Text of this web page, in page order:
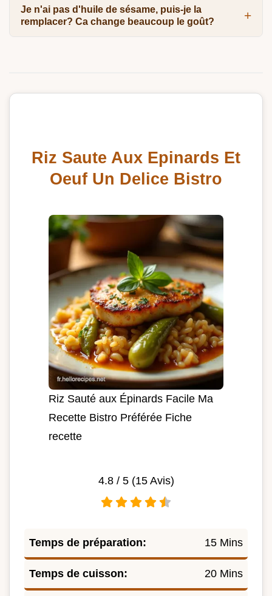
Je n'ai pas d'huile de sésame, puis-je la
remplacer? Ca change beaucoup le goût?
Riz Saute Aux Epinards Et
Oeuf Un Delice Bistro
Riz Sauté aux Épinards Facile Ma
Recette Bistro Préférée Fiche
recette
4.8/ 5 (15Avis)
Temps de préparation: 15 Mins
Temps de cuisson: 20 Mins